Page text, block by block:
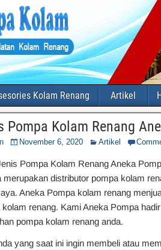
Kolam Renang Artikel
Pompa Kolam Renang
November 6, 2020 Artikel
Pompa Kolam Renang Aneka
merupakan distributor pompa kolam
Aneka Pompa kolam renang
kolam renang. Kami Aneka Pompa
pompa kolam renang anda.
yang saat ini ingin membeli atau